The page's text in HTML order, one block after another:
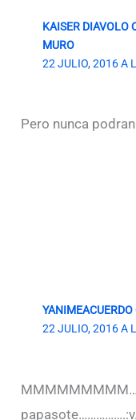
KAISER DIAVOLO
MURO
22 JULIO, 2016 A
Pero nunca
YANIMEACUERDO
22 JULIO, 2016 A
papasote…………….:v.